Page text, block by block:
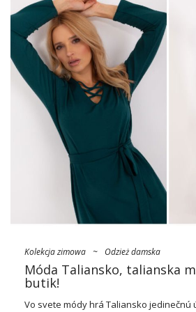
Kolekcja zimowa ~ Odzież damska
Móda Taliansko, talianska
butik!
Vo svete módy hrá Taliansko jedinečnú